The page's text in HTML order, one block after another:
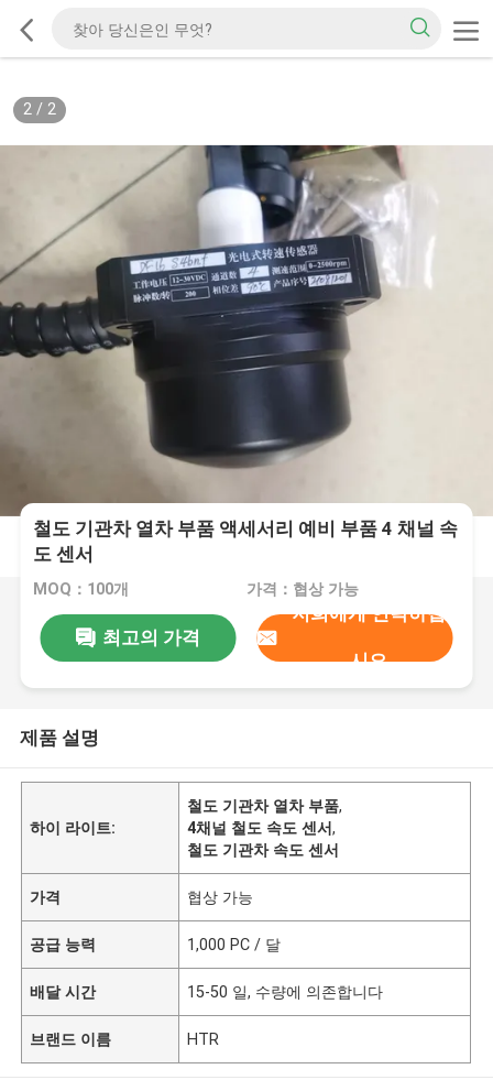
2/ 2
철도 기관차 열차 부품 액세서리 예비 부품 4 채널 속
도 센서
MOQ：100개 가격：협상 가능
최고의 가격
저희에게 연락하십
시오
제품 설명
하이 라이트:
철도 기관차 열차 부품,
4채널 철도 속도 센서,
철도 기관차 속도 센서
가격 협상 가능
공급 능력 1,000 PC / 달
배달 시간 15-50 일, 수량에 의존합니다
브랜드 이름 HTR